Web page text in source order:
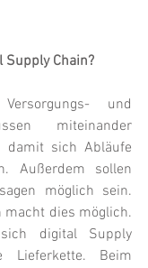
Supply Chain?
und
miteinander
damit sich Abläufe
Außerdem sollen
möglich sein.
macht dies möglich.
digital Supply
Lieferkette. Beim